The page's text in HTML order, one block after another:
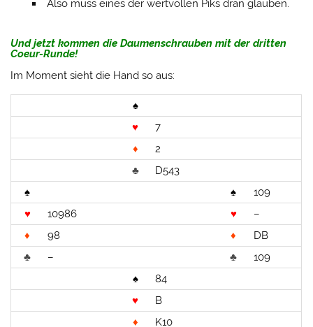
Also muss eines der wertvollen Piks dran glauben.
Und jetzt kommen die Daumenschrauben mit der dritten
Coeur-Runde!
Im Moment sieht die Hand so aus:
♠
♥
7
♦
2
♣
D543
♠
♠
109
♥
10986 ♥
–
♦
98 ♦
DB
♣
– ♣
109
♠
84
♥
B
♦
K10